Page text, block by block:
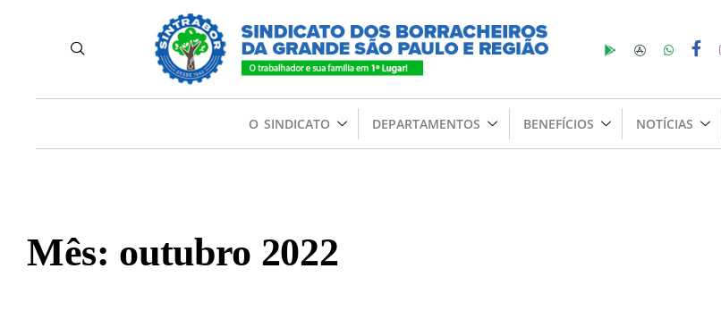
O SINDICATO DEPARTAMENTOS BENEFÍCIOS NOTÍCIAS
Mês: outubro 2022
FEDERAÇÃO NACIONAL DOS
ADVOGADOS FAZ NOTA PÚBLICA
EM DEFESA DA DEMOCRACIA NO
2º TURNO DAS ELEIÇÕES
COMUNICADO IMPORTANTE: